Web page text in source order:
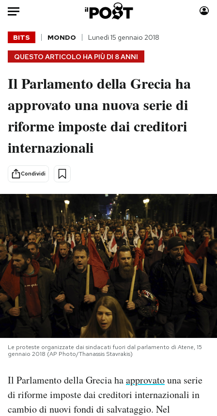
Auto
HOME
Italia
Politica
Tecnologia
Scienza
Cultura
Economia
Sport
Moda
Consumismi
Storie/Idee
Mondiali calcio 2026
PODCAST
NEWSLETTER
I MIEI PREFERITI
SHOP
AREA PERSONALE
QUESTO ARTICOLO HA PIÙ DI 8 ANNI
BITS MONDO Lunedì 15 gennaio 2018
Il Parlamento della Grecia ha
approvato una nuova serie di
riforme imposte dai creditori
internazionali
Condividi
Le proteste organizzate dai sindacati fuori dal parlamento di Atene, 15
gennaio 2018 (AP Photo/Thanassis Stavrakis)
Il Parlamento della Grecia haapprovatouna serie
di riforme imposte dai creditori internazionali in
cambio di nuovi fondi di salvataggio. Nel